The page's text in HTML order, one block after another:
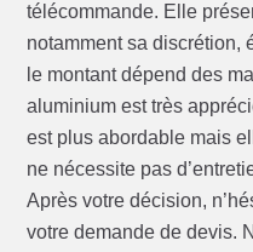
télécommande. Elle
notamment sa discrétion,
le montant dépend des
aluminium est très
est plus abordable mais
ne nécessite pas
Après votre décision,
votre demande de devis.